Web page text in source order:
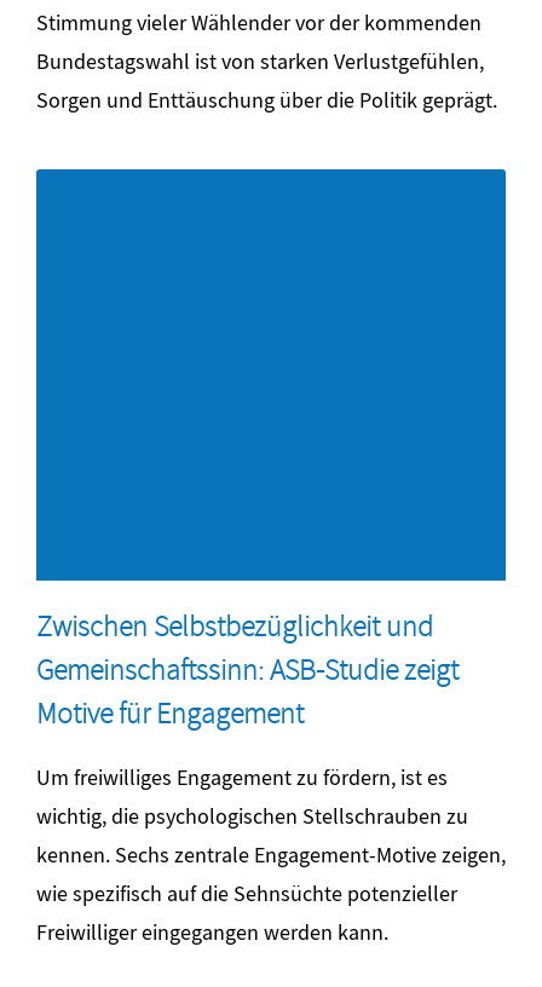
Stimmung vieler Wählender vor der kommenden
Bundestagswahl ist von starken Verlustgefühlen,
Sorgen und Enttäuschung über die Politik geprägt.
Zwischen Selbstbezüglichkeit und
Gemeinschaftssinn: ASB-Studie zeigt
Motive für Engagement
Um freiwilliges Engagement zu fördern, ist es
wichtig, die psychologischen Stellschrauben zu
kennen. Sechs zentrale Engagement-Motive zeigen,
wie spezifisch auf die Sehnsüchte potenzieller
Freiwilliger eingegangen werden kann.